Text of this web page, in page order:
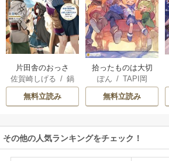
片田舎のおっさ
ん、剣聖になる
～ただの田舎の剣
術師範だったの
たちが俺を放って
くれない件～
佐賀崎しげる /鍋
島テツヒロ
無料立読み
拾ったものは大切
にしましょう ～子
狼に気に入られた
男の転移物語～
ぽん / TAPI岡
無料立読み
その他の人気ランキングをチェック！